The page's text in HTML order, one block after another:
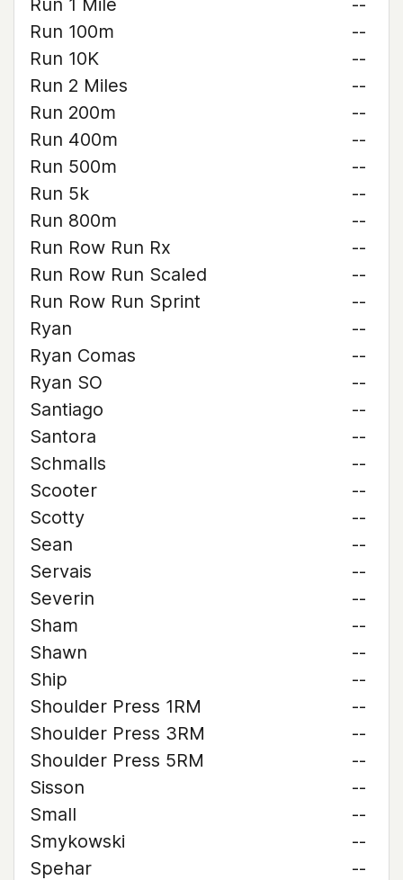
Run 1 Mile
--
Run 100m
--
Run 10K
--
Run 2 Miles
--
Run 200m
--
Run 400m
--
Run 500m
--
Run 5k
--
Run 800m
--
Run Row Run Rx
--
Run Row Run Scaled
--
Run Row Run Sprint
--
Ryan
--
Ryan Comas
--
Ryan SO
--
Santiago
--
Santora
--
Schmalls
--
Scooter
--
Scotty
--
Sean
--
Servais
--
Severin
--
Sham
--
Shawn
--
Ship
--
Shoulder Press 1RM
--
Shoulder Press 3RM
--
Shoulder Press 5RM
--
Sisson
--
Small
--
Smykowski
--
Spehar
--